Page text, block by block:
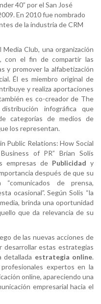
40” por el San José
En 2010 fue nombrado
de la industria de CRM
Club, una organización
con el fin de compartir las
y promover la alfabetización
Él es miembro original de
y realiza aportaciones
es co-creador de The
infográfica que
categorías de medios de
los representan.
Public Relations: How Social
of PR” Brian Solís
empresas de Publicidad y
después de que su
de prensa,
ocasional”. Según Solis “la
brinda una oportunidad
que da relevancia de su
de las nuevas acciones de
desarrollar estas estrategias
detallada estrategia online.
expertos en la
online, apareciendo una
empresarial hacia el